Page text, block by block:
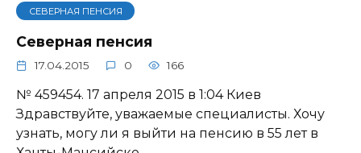
СЕВЕРНАЯ ПЕНСИЯ
Северная пенсия
17.04.2015 0 166
№ 459454. 17 апреля 2015 в 1:04 Киев
Здравствуйте, уважаемые специалисты. Хочу
узнать, могу ли я выйти на пенсию в 55 лет в